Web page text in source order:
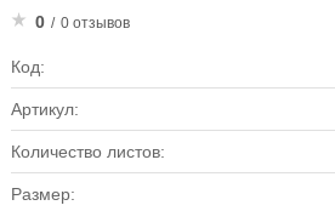
0 / 0 отзывов
Код:
Артикул:
Количество листов:
Размер: